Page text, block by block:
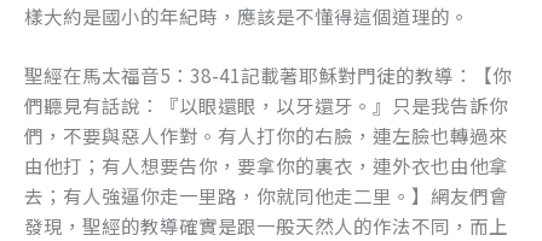
樣大約是國小的年紀時，應該是不懂得這個道理的。
聖經在馬太福音5：38-41記載著耶穌對門徒的教導：【你
們聽見有話說：『以眼還眼，以牙還牙。』只是我告訴你
們，不要與惡人作對。有人打你的右臉，連左臉也轉過來
由他打；有人想要告你，要拿你的裏衣，連外衣也由他拿
去；有人強逼你走一里路，你就同他走二里。】網友們會
發現，聖經的教導確實是跟一般天然人的作法不同，而上